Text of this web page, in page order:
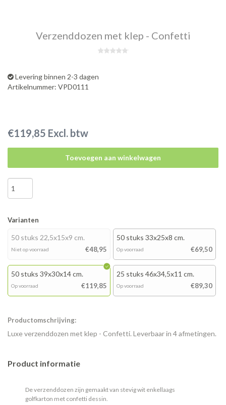
Verzenddozen met klep - Confetti
Levering binnen 2-3 dagen
Artikelnummer: VPD0111
€119,85 Excl. btw
Toevoegen aan winkelwagen
Varianten
50 stuks 22,5x15x9 cm.
€48,95
Niet op voorraad
50 stuks 33x25x8 cm.
€69,50
Op voorraad
50 stuks 39x30x14 cm.
€119,85
Op voorraad
25 stuks 46x34,5x11 cm.
€89,30
Op voorraad
Productomschrijving:
Luxe verzenddozen met klep - Confetti. Leverbaar in 4 afmetingen.
Product informatie
De verzenddozen zijn gemaakt van stevig wit enkellaags
golfkarton met confetti dessin.